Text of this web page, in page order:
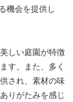
機会を提供し
しい庭園が特徴
す。また、多く
され、素材の味
りがたみを感じ